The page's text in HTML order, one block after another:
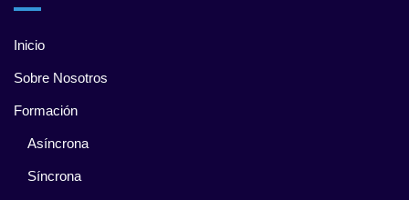
Inicio
Sobre Nosotros
Formación
Asíncrona
Síncrona